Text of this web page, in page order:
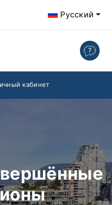
Русский
кабинет